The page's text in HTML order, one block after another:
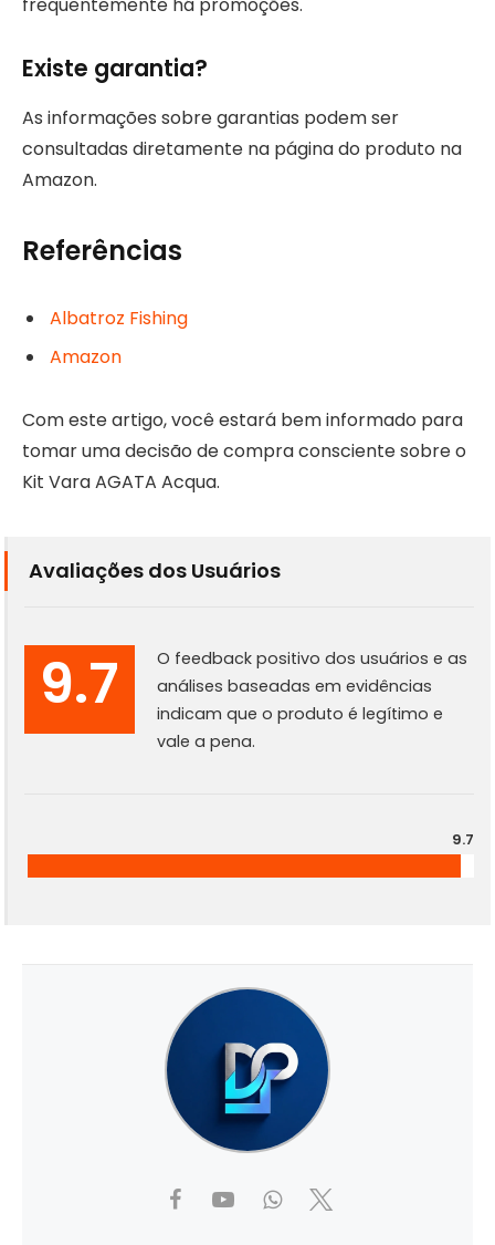
frequentemente há promoções.
Existe garantia?
As informações sobre garantias podem ser
consultadas diretamente na página do produto na
Amazon.
Referências
Albatroz Fishing
Amazon
Com este artigo, você estará bem informado para
tomar uma decisão de compra consciente sobre o
Kit Vara AGATA Acqua.
Avaliações dos Usuários
9.7
O feedback positivo dos usuários e as
análises baseadas em evidências
indicam que o produto é legítimo e
vale a pena.
9.7